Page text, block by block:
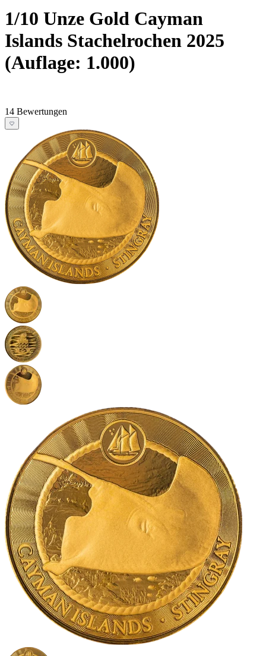
1/10 Unze Gold Cayman
Islands Stachelrochen 2025
(Auflage: 1.000)
14 Bewertungen